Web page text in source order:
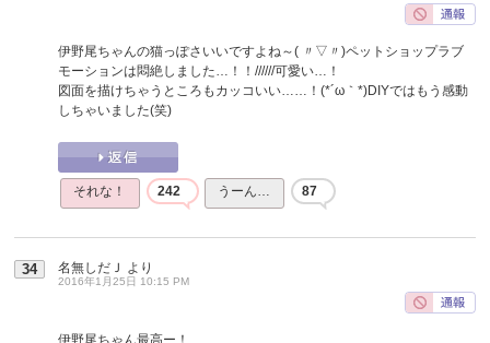
伊野尾ちゃんの猫っぽさいいですよね～( 〃▽〃)ペットショップラブ
モーションは悶絶しました…！！//////可愛い…！
図面を描けちゃうところもカッコいい……！(*´ω｀*)DIYではもう感動
しちゃいました(笑)
それな！ 242 うーん… 87
34 名無しだＪ より
2016年1月25日 10:15 PM
伊野尾ちゃん最高ー！